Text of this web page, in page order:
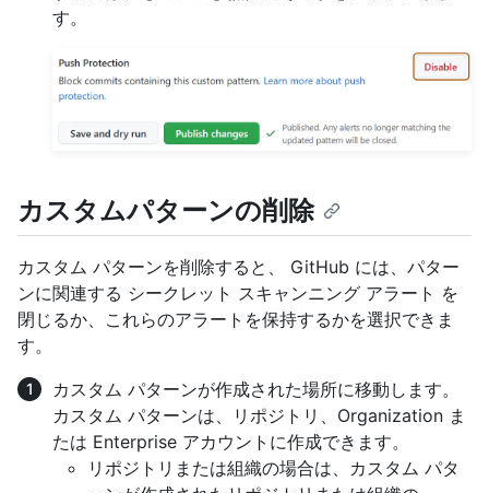
す。
カスタムパターンの削除
カスタム パターンを削除すると、 GitHub には、パター
ンに関連する シークレット スキャンニング アラート を
閉じるか、これらのアラートを保持するかを選択できま
す。
カスタム パターンが作成された場所に移動します。
カスタム パターンは、リポジトリ、Organization ま
たは Enterprise アカウントに作成できます。
リポジトリまたは組織の場合は、カスタム パタ